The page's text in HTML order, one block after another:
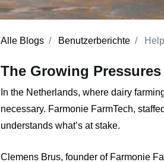
Alle Blogs Benutzerberichte
The Growing
In the Netherlands, where dairy
necessary. Farmonie FarmTech,
understands what’s at stake.
Clemens Brus, founder of Farmonie